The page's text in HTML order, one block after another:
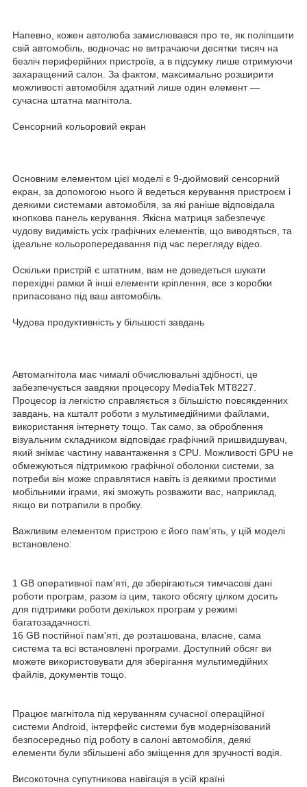
Напевно, кожен автолюба замислювався про те, як поліпшити
свій автомобіль, водночас не витрачаючи десятки тисяч на
безліч периферійних пристроїв, а в підсумку лише отримуючи
захаращений салон. За фактом, максимально розширити
можливості автомобіля здатний лише один елемент —
сучасна штатна магнітола.
Сенсорний кольоровий екран
Основним елементом цієї моделі є 9-дюймовий сенсорний
екран, за допомогою нього й ведеться керування пристроєм і
деякими системами автомобіля, за які раніше відповідала
кнопкова панель керування. Якісна матриця забезпечує
чудову видимість усіх графічних елементів, що виводяться, та
ідеальне кольоропередавання під час перегляду відео.
Оскільки пристрій є штатним, вам не доведеться шукати
перехідні рамки й інші елементи кріплення, все з коробки
припасовано під ваш автомобіль.
Чудова продуктивність у більшості завдань
Автомагнітола має чималі обчислювальні здібності, це
забезпечується завдяки процесору MediaTek MT8227.
Процесор із легкістю справляється з більшістю повсякденних
завдань, на кшталт роботи з мультимедійними файлами,
використання інтернету тощо. Так само, за оброблення
візуальним складником відповідає графічний пришвидшувач,
який знімає частину навантаження з CPU. Можливості GPU не
обмежуються підтримкою графічної оболонки системи, за
потреби він може справлятися навіть із деякими простими
мобільними іграми, які зможуть розважити вас, наприклад,
якщо ви потрапили в пробку.
Важливим елементом пристрою є його пам'ять, у цій моделі
встановлено:
1 GB оперативної пам'яті, де зберігаються тимчасові дані
роботи програм, разом із цим, такого обсягу цілком досить
для підтримки роботи декількох програм у режимі
багатозадачності.
16 GB постійної пам'яті, де розташована, власне, сама
система та всі встановлені програми. Доступний обсяг ви
можете використовувати для зберігання мультимедійних
файлів, документів тощо.
Працює магнітола під керуванням сучасної операційної
системи Android, інтерфейс системи був модернізований
безпосередньо під роботу в салоні автомобіля, деякі
елементи були збільшені або зміщення для зручності водія.
Високоточна супутникова навігація в усій країні